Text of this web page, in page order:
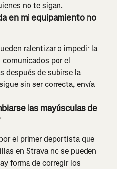
no te sigan.
en mi equipamiento no
ralentizar o impedir la
por el
después de subirse la
sin ser correcta, envía
las mayúsculas de
el primer deportista que
en Strava no se pueden
forma de corregir los